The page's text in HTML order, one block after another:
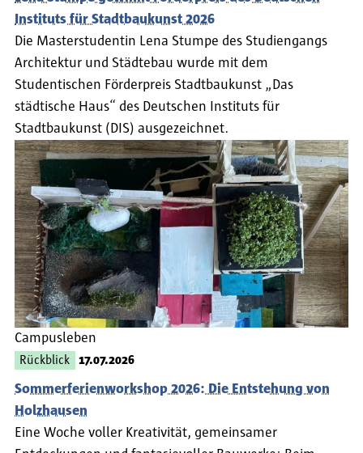
Instituts für Stadtbaukunst 2026
Die Masterstudentin Lena Stumpe des Studiengangs
Architektur und Städtebau wurde mit dem
Studentischen Förderpreis Stadtbaukunst „Das
städtische Haus“ des Deutschen Instituts für
Stadtbaukunst (DIS) ausgezeichnet.
Campusleben
Rückblick 17.07.2026
Sommerferienworkshop 2026: Die Entstehung von
Holzhausen
Eine Woche voller Kreativität, gemeinsamer